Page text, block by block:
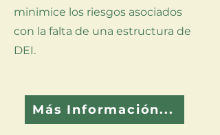
minimice los riesgos asociados
con la falta de una estructura de
DEI.
Más Información...